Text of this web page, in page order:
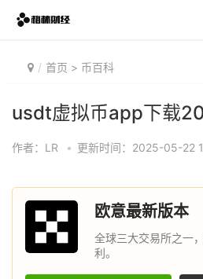
首页 > 币百科
usdt虚拟币app下载
作者：LR • 更新时间：2025-05-22
欧意最新版本
全球三大交易所之一
利。